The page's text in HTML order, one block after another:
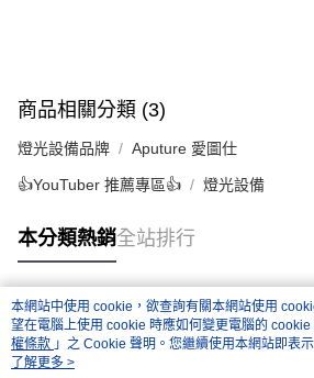
商品相關分類 (3)
燈光設備品牌 Aputure 愛圖仕
👍YouTuber 推薦專區👍 燈光設備
本分類熱銷全站排行
熱門標籤
本網站中使用 cookie，欲查詢有關本網站使用
望在電腦上使用 cookie 時應如何變更電腦的 cookie
權條款 」之 Cookie 聲明。您繼續使用本網站即表
用條款之 Cookie 聲明使用 cookie。
了解更多 >